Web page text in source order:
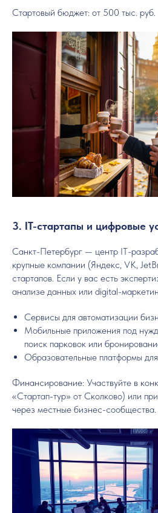
Стартовый бюджет: от 500 тыс. руб.
3. IT-стартапы и цифровые
Санкт-Петербург — центр IT-
крупные компании (Яндекс, VK,
стартапов. Если у вас есть
анализе данных или digital-
Сервисы для автоматизации
Мобильные приложения под
поиск парковок или
Образовательные платформы
Финансирование: Участвуйте в
«Стартап-тур» от Сколково) или
через местные бизнес-сообщества.